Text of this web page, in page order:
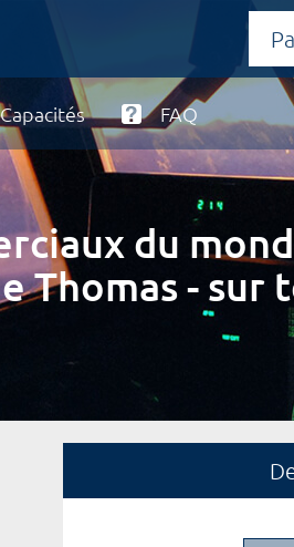
Capacités FAQ
du
Thomas - sur